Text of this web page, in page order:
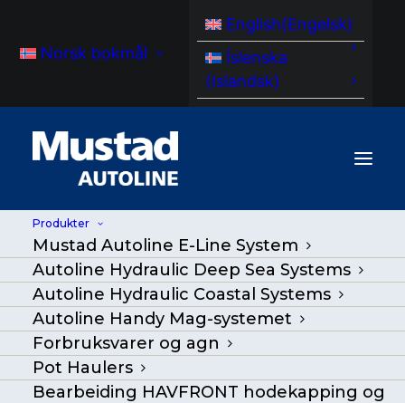
Norsk bokmål
English(Engelsk)
Íslenska
(Islandsk)
Produkter
Mustad Autoline E-Line System
Autoline Hydraulic Deep Sea Systems
Autoline Hydraulic Coastal Systems
Autoline Handy Mag-systemet
Forbruksvarer og agn
Pot Haulers
Bearbeiding HAVFRONT hodekapping og